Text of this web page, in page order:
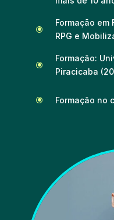
\
Formação
RPG e
\
Formação:
Piracicaba
\ Formação no